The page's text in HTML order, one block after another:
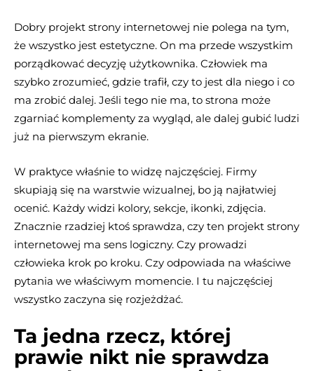
Dobry projekt strony internetowej nie polega na tym,
że wszystko jest estetyczne. On ma przede wszystkim
porządkować decyzję użytkownika. Człowiek ma
szybko zrozumieć, gdzie trafił, czy to jest dla niego i co
ma zrobić dalej. Jeśli tego nie ma, to strona może
zgarniać komplementy za wygląd, ale dalej gubić ludzi
już na pierwszym ekranie.
W praktyce właśnie to widzę najczęściej. Firmy
skupiają się na warstwie wizualnej, bo ją najłatwiej
ocenić. Każdy widzi kolory, sekcje, ikonki, zdjęcia.
Znacznie rzadziej ktoś sprawdza, czy ten projekt strony
internetowej ma sens logiczny. Czy prowadzi
człowieka krok po kroku. Czy odpowiada na właściwe
pytania we właściwym momencie. I tu najczęściej
wszystko zaczyna się rozjeżdżać.
Ta jedna rzecz, której
prawie nikt nie sprawdza